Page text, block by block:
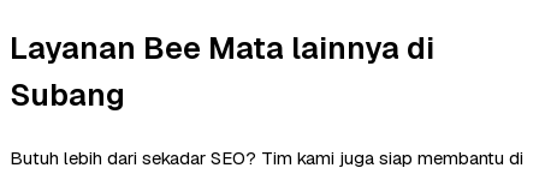
Layanan Bee Mata lainnya di
Subang
Butuh lebih dari sekadar SEO? Tim kami juga siap membantu di